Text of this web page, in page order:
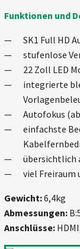
Funktionen und
SK1 Full HD
stufenlose
22 Zoll LED
integrierte
Autofokus
einfachste
übersichtlich
viel Freiraum
Gewicht:6,4kg
Abmessungen:
Anschlüsse: